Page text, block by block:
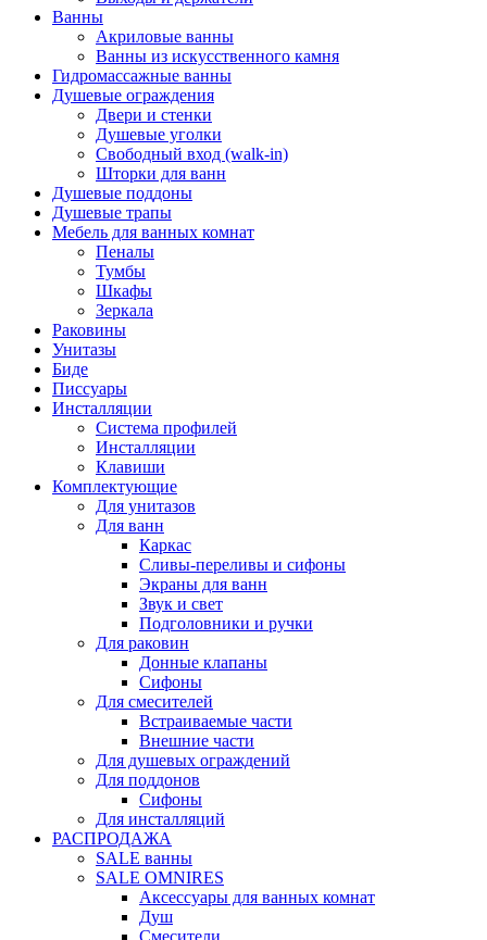
Ванны
Акриловые ванны
Ванны из искусственного камня
Гидромассажные ванны
Душевые ограждения
Двери и стенки
Душевые уголки
Свободный вход (walk-in)
Шторки для ванн
Душевые поддоны
Душевые трапы
Мебель для ванных комнат
Пеналы
Тумбы
Шкафы
Зеркала
Раковины
Унитазы
Биде
Писсуары
Инсталляции
Система профилей
Инсталляции
Клавиши
Комплектующие
Для унитазов
Для ванн
Каркас
Сливы-переливы и сифоны
Экраны для ванн
Звук и свет
Подголовники и ручки
Для раковин
Донные клапаны
Сифоны
Для смесителей
Встраиваемые части
Внешние части
Для душевых ограждений
Для поддонов
Сифоны
Для инсталляций
РАСПРОДАЖА
SALE ванны
SALE OMNIRES
Аксессуары для ванных комнат
Душ
Смесители